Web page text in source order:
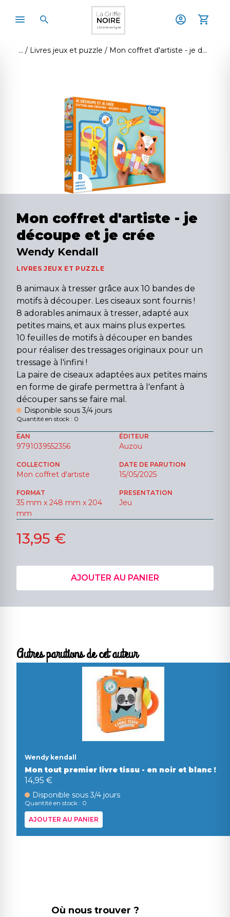
Livres jeux et puzzle Mon coffret d'artiste - je découpe et je crée
Mon coffret d'artiste - je
découpe et je crée
Wendy Kendall
LIVRES JEUX ET PUZZLE
8 animaux à tresser grâce aux 10 bandes de
motifs à découper. Les ciseaux sont fournis !
8 adorables animaux à tresser, adapté aux
petites mains, et aux mains plus expertes.
10 feuilles de motifs à découper en bandes
pour réaliser des tressages originaux pour un
tressage à l'infini !
La paire de ciseaux adaptées aux petites mains
en forme de girafe permettra à l'enfant à
découper sans se faire mal.
Disponible sous 3/4 jours
Quantité en stock : 0
EAN
9791039552356
ÉDITEUR
Auzou
COLLECTION
Mon coffret d'artiste
DATE DE PARUTION
15/05/2025
FORMAT
35 mm x 248 mm x 204
mm
PRESENTATION
Jeu
13,95 €
AJOUTER AU PANIER
Autres parutions de cet auteur
Wendy kendall
Mon tout premier livre tissu - en noir et blanc !
14,95 €
Disponible sous 3/4 jours
Quantité en stock : 0
AJOUTER AU PANIER
Où nous trouver ?